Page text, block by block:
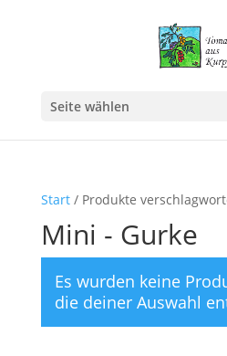
Seite wählen
Start/ Produkte
Mini - Gurke
Es wurden keine
die deiner Auswahl